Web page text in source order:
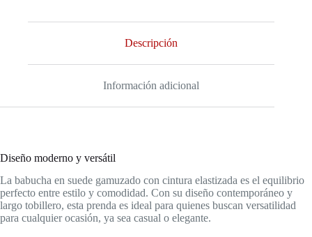
Descripción
Información adicional
Diseño moderno y versátil
La babucha en suede gamuzado con cintura elastizada es el equilibrio
perfecto entre estilo y comodidad. Con su diseño contemporáneo y
largo tobillero, esta prenda es ideal para quienes buscan versatilidad
para cualquier ocasión, ya sea casual o elegante.